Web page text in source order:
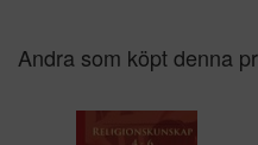
Andra som köpt denna